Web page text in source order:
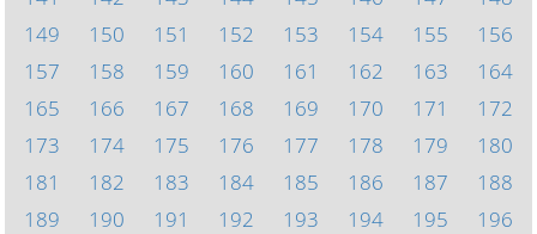
149
150 151 152 153 154 155
156
157
158 159 160 161 162 163
164
165
166 167 168 169 170 171
172
173
174 175 176 177 178 179
180
181
182 183 184 185 186 187
188
189
190 191 192 193 194 195
196